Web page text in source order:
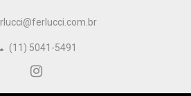
(11) 5041-5491